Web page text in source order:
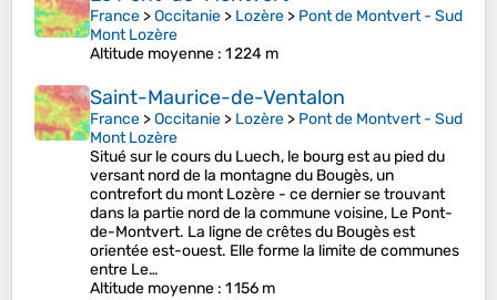
France >Occitanie > Lozère > Pont de Montvert - Sud
Mont Lozère
Altitude moyenne : 1 224 m
Saint-Maurice-de-Ventalon
France >Occitanie > Lozère > Pont de Montvert - Sud
Mont Lozère
Situé sur le cours du Luech, le bourg est au pied du
versant nord de la montagne du Bougès, un
contrefort du mont Lozère - ce dernier se trouvant
dans la partie nord de la commune voisine, Le Pont-
de-Montvert. La ligne de crêtes du Bougès est
orientée est-ouest. Elle forme la limite de communes
entre Le…
Altitude moyenne : 1 156 m